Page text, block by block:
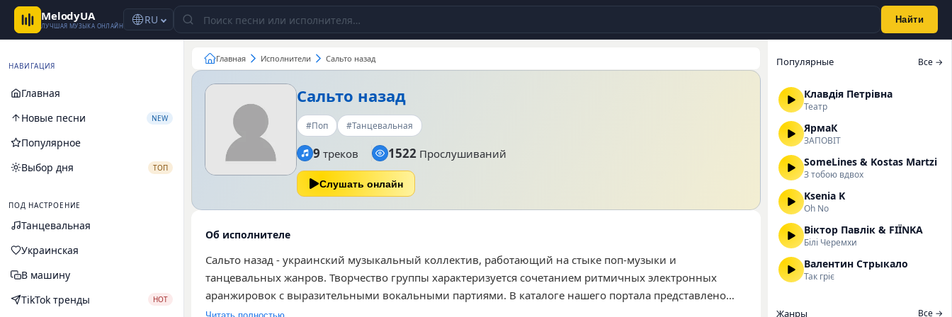
MelodyUA
ЛУЧШАЯ МУЗЫКА ОНЛАЙН RU Найти
НАВИГАЦИЯ
Главная
Новые песни
NEW
Популярное
Выбор дня
ТОП
ПОД НАСТРОЕНИЕ
Танцевальная
Украинская
В машину
TikTok тренды
HOT
Главная Исполнители Сальто назад
Сальто назад
#Поп #Танцевальная
9 треков 1522 Прослушиваний
Слушать онлайн
Об исполнителе
Сальто назад - украинский музыкальный коллектив, работающий на стыке поп-музыки и
танцевальных жанров. Творчество группы характеризуется сочетанием ритмичных электронных
аранжировок с выразительными вокальными партиями. В каталоге нашего портала представлено
девять композиций исполнителя, которые суммарно набрали 887 прослушиваний. Среди наиболее
Популярные Все →
Клавдія Петрівна
Театр
ЯрмаК
ЗАПОВІТ
SomeLines & Kostas Martzi
З тобою вдвох
Ksenia K
Oh No
Віктор Павлік & FIЇNKA
Білі Черемхи
Валентин Стрыкало
Так гріє
Жанры Все →